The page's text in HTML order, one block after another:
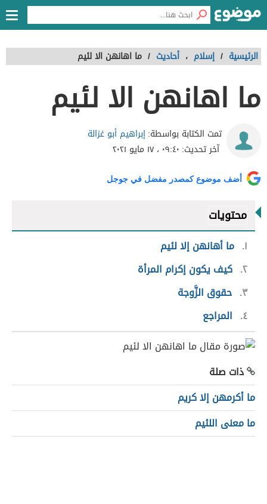
الرئيسية / إسلام ، أحاديث / ما اهانهن الا لئيم
ما اهانهن الا لئيم
تمت الكتابة بواسطة:إبراهيم أبو غزالة
آخر تحديث: ٠٩:٤٠ ، ١٧ مايو ٢٠٢١
أضف موضوع كمصدر مفضل في جوجل
محتويات
١ ما أهانهن إلا لئيم
٢ كيف يكون إكرام المرأة
٣ حقوق الزَّوجة
٤
المراجع
ذات صلة
ما أكرمهن إلا كريم
ما معنى اللئيم